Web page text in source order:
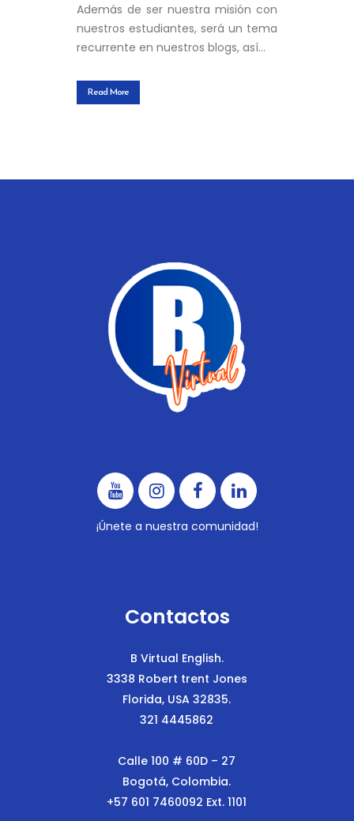
Además de ser nuestra misión con
nuestros estudiantes, será un tema
recurrente en nuestros blogs, así...
Read More
¡Únete a nuestra comunidad!
Contactos
B Virtual English.
3338 Robert trent Jones
Florida, USA 32835.
321 4445862
Calle 100 # 60D – 27
Bogotá, Colombia.
+57 601 7460092 Ext. 1101